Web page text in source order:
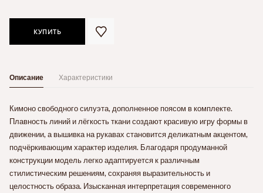
КУПИТЬ
Описание Характеристики
Кимоно свободного силуэта, дополненное поясом в комплекте.
Плавность линий и лёгкость ткани создают красивую игру формы в
движении, а вышивка на рукавах становится деликатным акцентом,
подчёркивающим характер изделия. Благодаря продуманной
конструкции модель легко адаптируется к различным
стилистическим решениям, сохраняя выразительность и
целостность образа. Изысканная интерпретация современного